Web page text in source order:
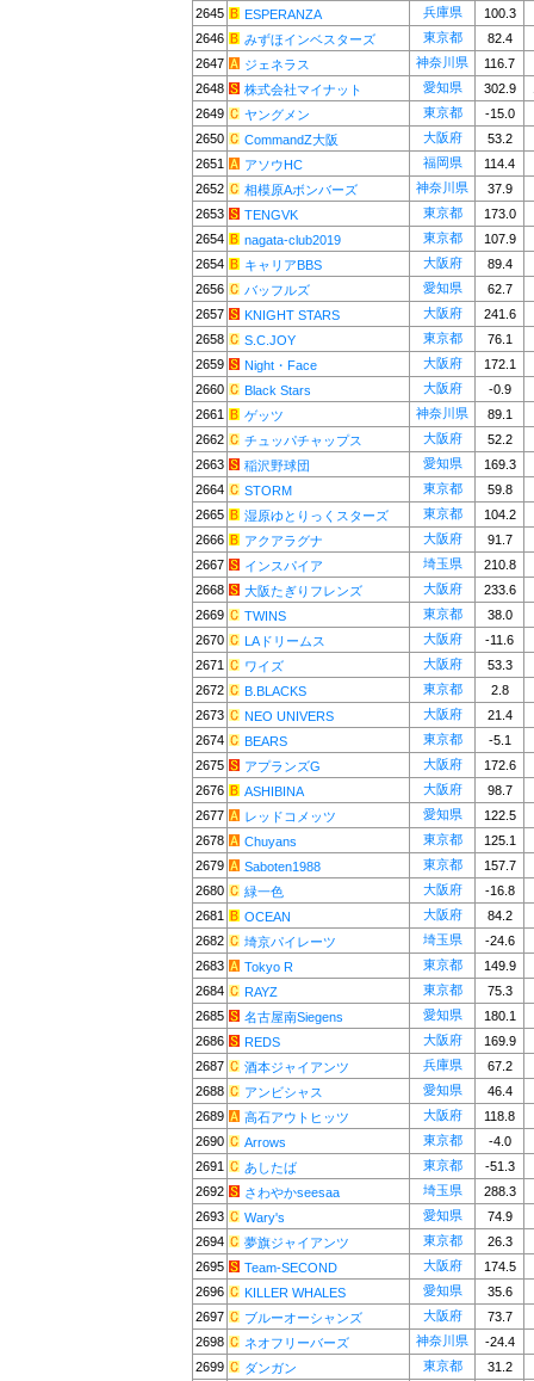
2645
ESPERANZA 兵庫県
100.3
2646
みずほインベスターズ 東京都
82.4
2647
ジェネラス 神奈川県
116.7
2648
株式会社マイナット 愛知県 302.9
2649
ヤングメン 東京都
-15.0
2650
CommandZ大阪 大阪府
53.2
2651
アソウHC 福岡県
114.4
2652
相模原Aボンバーズ 神奈川県
37.9
2653
TENGVK 東京都
173.0
2654
nagata-club2019 東京都
107.9
2654
キャリアBBS 大阪府
89.4
2656
バッフルズ 愛知県
62.7
2657
KNIGHT STARS 大阪府
241.6
2658
S.C.JOY 東京都
76.1
2659
Night・Face 大阪府
172.1
2660
Black Stars 大阪府
-0.9
2661
ゲッツ 神奈川県
89.1
2662
チュッパチャップス 大阪府
52.2
2663
稲沢野球団 愛知県
169.3
2664
STORM 東京都
59.8
2665
湿原ゆとりっくスターズ 東京都
104.2
2666
アクアラグナ 大阪府
91.7
2667
インスパイア 埼玉県
210.8
2668
大阪たぎりフレンズ 大阪府
233.6
2669
TWINS 東京都
38.0
2670
LAドリームス 大阪府
-11.6
2671
ワイズ 大阪府
53.3
2672
B.BLACKS 東京都
2.8
2673
NEO UNIVERS 大阪府
21.4
2674
BEARS 東京都
-5.1
2675
アプランズG 大阪府
172.6
2676
ASHIBINA 大阪府
98.7
2677
レッドコメッツ 愛知県
122.5
2678
Chuyans 東京都
125.1
2679
Saboten1988 東京都
157.7
2680
緑一色 大阪府
-16.8
2681
OCEAN 大阪府
84.2
2682
埼京パイレーツ 埼玉県
-24.6
2683
Tokyo R 東京都
149.9
2684
RAYZ 東京都
75.3
2685
名古屋南Siegens 愛知県
180.1
2686
REDS 大阪府
169.9
2687
酒本ジャイアンツ 兵庫県
67.2
2688
アンビシャス 愛知県
46.4
2689
高石アウトヒッツ 大阪府
118.8
2690
Arrows 東京都
-4.0
2691
あしたば 東京都
-51.3
2692
さわやかseesaa 埼玉県
288.3
2693
Wary's 愛知県
74.9
2694
夢旗ジャイアンツ 東京都
26.3
2695
Team-SECOND 大阪府
174.5
2696
KILLER WHALES 愛知県
35.6
2697
ブルーオーシャンズ 大阪府
73.7
2698
ネオフリーバーズ 神奈川県
-24.4
2699
ダンガン 東京都 31.2